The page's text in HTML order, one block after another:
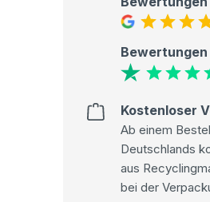
Kostenloser
Ab einem
Deutschlands
aus
bei der